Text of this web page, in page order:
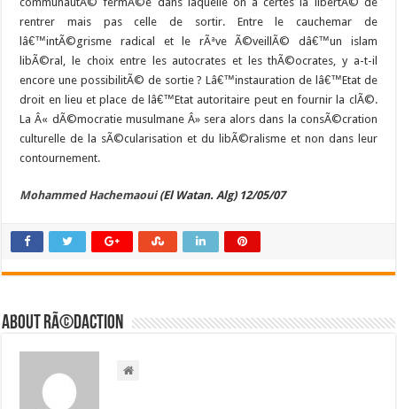
rentrer mais pas celle de sortir. Entre le cauchemar de
lâ€™intÃ©grisme radical et le rÃªve Ã©veillÃ© dâ€™un islam
libÃ©ral, le choix entre les autocrates et les thÃ©ocrates, y a-t-il
encore une possibilitÃ© de sortie ? Lâ€™instauration de lâ€™Etat de
droit en lieu et place de lâ€™Etat autoritaire peut en fournir la clÃ©.
La Â« dÃ©mocratie musulmane Â» sera alors dans la consÃ©cration
culturelle de la sÃ©cularisation et du libÃ©ralisme et non dans leur
contournement.
Mohammed Hachemaoui(El Watan. Alg) 12/05/07
About RÃ©daction